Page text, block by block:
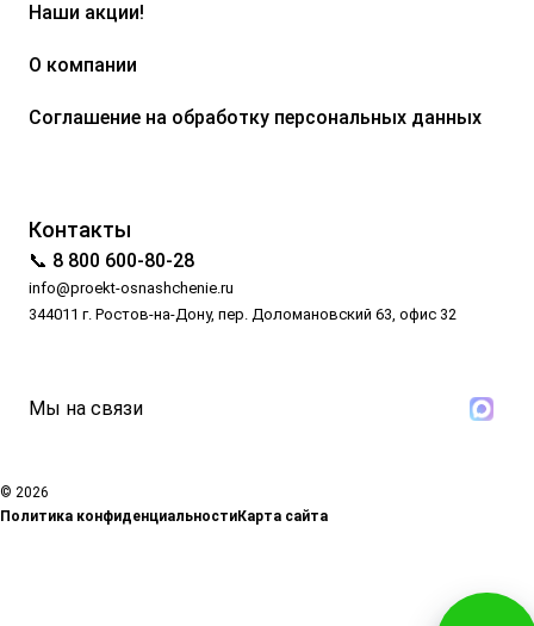
Наши акции!
О компании
Соглашение на обработку персональных данных
Контакты
📞 8 800 600-80-28
info@proekt-osnashchenie.ru
344011 г. Ростов-на-Дону, пер. Доломановский 63, офис 32
Мы на связи
© 2026
Политика конфиденциальностиКарта сайта